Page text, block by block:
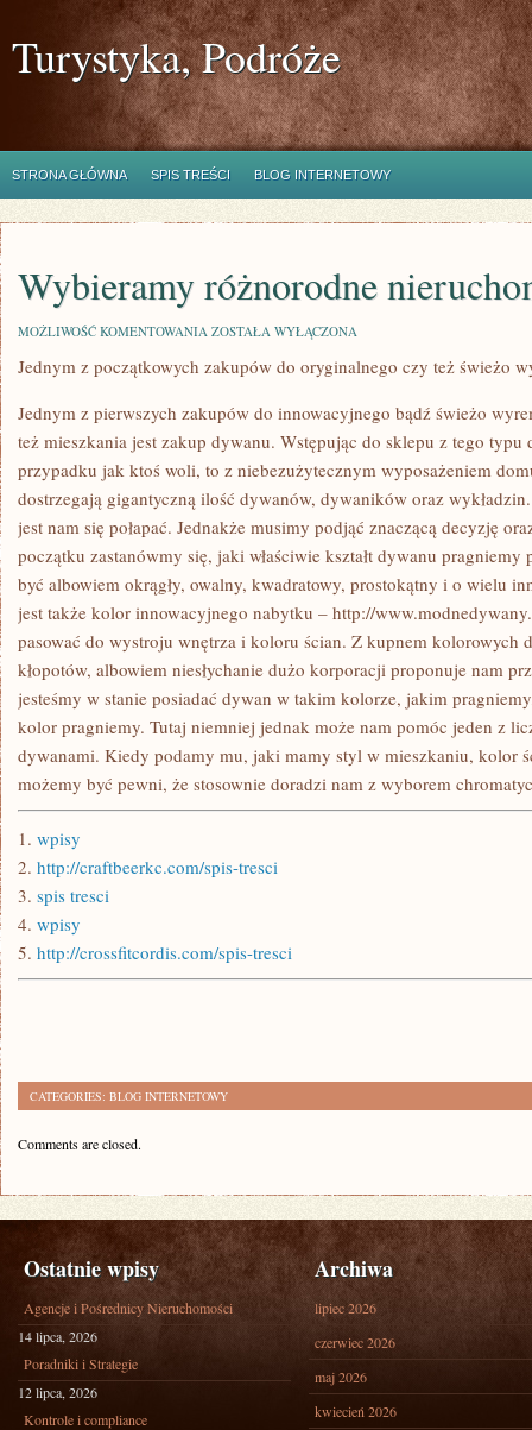
Turystyka, Podróże
STRONA GŁÓWNA SPIS TREŚCI BLOG INTERNETOWY
Wybieramy różnorodne
MOŻLIWOŚĆ KOMENTOWANIA WYBIERAMY
NIERUCHOMOŚCI
ZOSTAŁA WYŁĄCZONA
Jednym z początkowych zakupów do oryginalnego czy też świeżo
Jednym z pierwszych zakupów do innowacyjnego bądź świeżo
też mieszkania jest zakup dywanu. Wstępując do sklepu z tego
przypadku jak ktoś woli, to z niebezużytecznym wyposażeniem
dostrzegają gigantyczną ilość dywanów, dywaników oraz
jest nam się połapać. Jednakże musimy podjąć znaczącą decyzję
początku zastanówmy się, jaki właściwie kształt dywanu
być albowiem okrągły, owalny, kwadratowy, prostokątny i o wielu
jest także kolor innowacyjnego nabytku – http://
pasować do wystroju wnętrza i koloru ścian. Z kupnem kolorowych
kłopotów, albowiem niesłychanie dużo korporacji proponuje nam
jesteśmy w stanie posiadać dywan w takim kolorze, jakim
kolor pragniemy. Tutaj niemniej jednak może nam pomóc jeden z
dywanami. Kiedy podamy mu, jaki mamy styl w mieszkaniu, kolor
możemy być pewni, że stosownie doradzi nam z wyborem
1. wpisy
2. http://craftbeerkc.com/spis-tresci
3. spis tresci
4. wpisy
5. http://crossfitcordis.com/spis-tresci
CATEGORIES: BLOG INTERNETOWY
Comments are closed.
Ostatnie wpisy
Agencje i Pośrednicy Nieruchomości
14 lipca, 2026
Poradniki i Strategie
12 lipca, 2026
Kontrole i compliance
Archiwa
lipiec 2026
czerwiec 2026
maj 2026
kwiecień 2026